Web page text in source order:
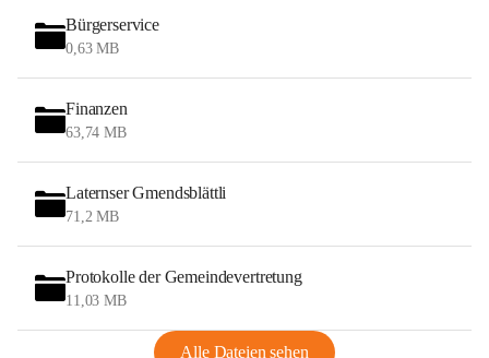
Bürgerservice
0,63 MB
Finanzen
63,74 MB
Laternser Gmendsblättli
71,2 MB
Protokolle der Gemeindevertretung
11,03 MB
Alle Dateien sehen